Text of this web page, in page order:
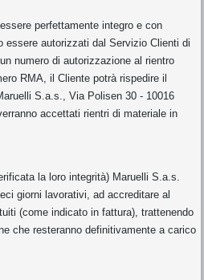
perfettamente integro e con
essere autorizzati dal Servizio Clienti di
numero di autorizzazione al rientro
RMA, il Cliente potrà rispedire il
S.a.s., Via Polisen 30 - 10016
accettati rientri di materiale in
la loro integrità) Maruelli S.a.s.
giorni lavorativi, ad accreditare al
(come indicato in fattura), trattenendo
che resteranno definitivamente a carico